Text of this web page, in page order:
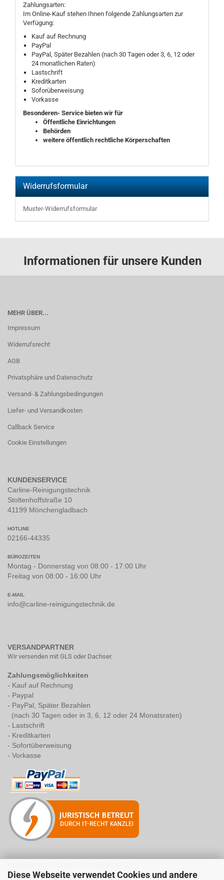
Diese Webseite verwendet Cookies und andere
Zahlungsarten:
Im Online-Kauf stehen Ihnen folgende Zahlungsarten zur
Verfügung:
Kauf auf Rechnung
PayPal
PayPal, Später Bezahlen (nach 30 Tagen oder 3, 6, 12 oder
24 monatlichen Raten)
Lastschrift
Kreditkarten
Soforüberweisung
Vorkasse
Besonderen- Service bieten wir für
Öffentliche Einrichtungen
Behörden
weitere öffentlich rechtliche Körperschaften
Widerrufsformular
Muster-Widerrufsformular
Informationen für unsere Kunden
MEHR ÜBER...
Impressum
Widerrufsrecht
AGB
Privatsphäre und Datenschutz
Versand- & Zahlungsbedingungen
Liefer- und Versandkosten
Callback Service
Cookie Einstellungen
KUNDENSERVICE
Carline-Reinigungstechnik
Stoltenhoffstraße 10
41199 Mönchengladbach
HOTLINE
02166-44335
BÜROZEITEN
Montag - Donnerstag von 08:00 - 17:00 Uhr
Freitag von 08:00 - 16:00 Uhr
E-MAIL
info@carline-reinigungstechnik.de
VERSANDPARTNER
Wir versenden mit GLS oder Dachser.
Zahlungsmöglichkeiten
- Kauf auf Rechnung
- Paypal
- PayPal, Später Bezahlen
(nach 30 Tagen oder in 3, 6, 12 oder 24 Monatsraten)
- Lastschrift
- Kreditkarten
- Sofortüberweisung
- Vorkasse
Legen Sie ein Kundenkonto an, um schneller bestellen zu können und